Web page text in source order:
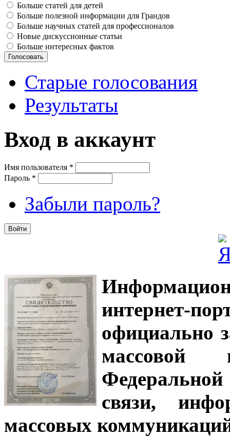
Больше статей для детей
Больше полезной информации для Грандов
Больше научных статей для профессионалов
Новые дискуссионные статьи
Больше интересных фактов
Старые голосования
Результаты
Вход в аккаунт
Имя пользователя *
Пароль *
Забыли пароль?
интернет-
официально
связи,
массовых